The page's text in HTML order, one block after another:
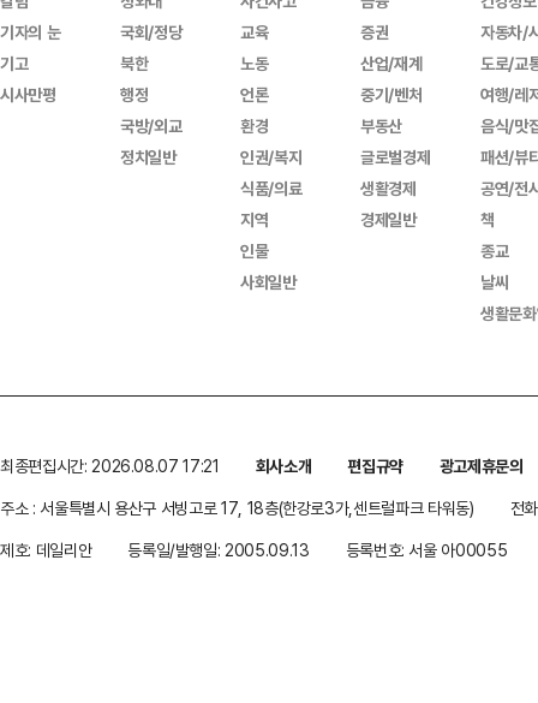
기자의 눈
기고
시사만평
국회/정당
북한
행정
국방/외교
정치일반
교육
노동
언론
환경
인권/복지
식품/의료
지역
인물
사회일반
증권
산업/재계
중기/벤처
부동산
글로벌경제
생활경제
경제일반
자동차/
도로/교
여행/레
음식/맛
패션/뷰
공연/전
책
종교
날씨
생활문
최종편집시간: 2026.08.07 17:21 회사소개 편집규약
광고제휴문의
주소 : 서울특별시 용산구 서빙고로 17, 18층(한강로3가,센트럴파크 타워동)
전
제호: 데일리안
등록일/발행일: 2005.09.13 등록번호: 서울 아00055